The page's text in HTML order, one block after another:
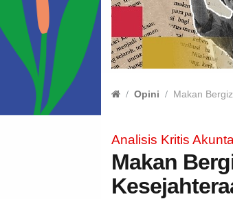
Opini Makan
Analisis Kritis
Makan